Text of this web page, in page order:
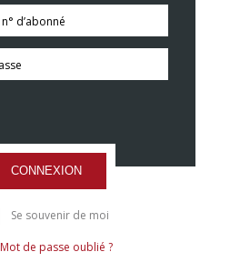
CONNEXION
Se souvenir de moi
Mot de passe oublié ?